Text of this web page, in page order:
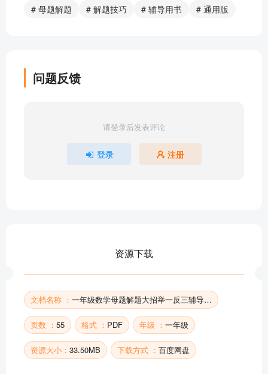
# 母题解题 # 解题技巧 # 辅导用书 # 通用版
问题反馈
请登录后发表评论
登录 注册
资源下载
文档名称 ： 一年级数学母题解题大招举一反三辅导用书
页数 ： 55 格式 ： PDF 年级 ： 一年级
资源大小： 33.50MB 下载方式 ： 百度网盘